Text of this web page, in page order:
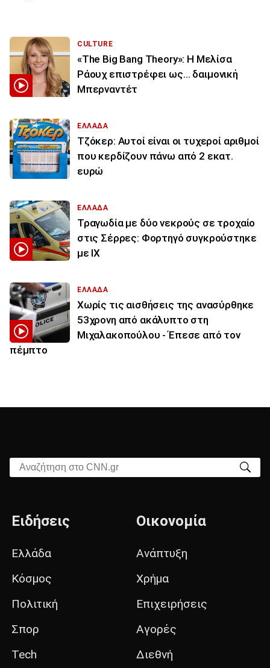
CULTURE
«The Big Bang Theory»: Η Μελίσα
Ράουχ επιστρέφει ως… δαιμονική
Μπερναντέτ
ΕΛΛΑΔΑ
Τζόκερ: Αυτοί είναι οι τυχεροί αριθμοί
που κερδίζουν πάνω από 2 εκατ.
ευρώ
ΕΛΛΑΔΑ
Τραγωδία με δύο νεκρούς σε τροχαίο
στις Σέρρες: Φορτηγό συγκρούστηκε
με ΙΧ
ΕΛΛΑΔΑ
Χωρίς τις αισθήσεις της ανασύρθηκε
53χρονη από ακάλυπτο στη
Μιχαλακοπούλου - Έπεσε από τον
πέμπτο
Αναζήτηση στο CNN.gr
Ειδήσεις
Ελλάδα
Κόσμος
Πολιτική
Σπορ
Tech
Οικονομία
Ανάπτυξη
Χρήμα
Επιχειρήσεις
Αγορές
Διεθνή